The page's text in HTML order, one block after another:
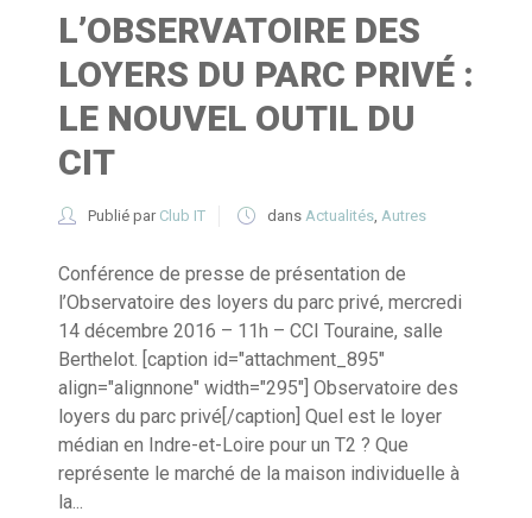
L’OBSERVATOIRE DES
LOYERS DU PARC PRIVÉ :
LE NOUVEL OUTIL DU
CIT
Publié par Club IT dans Actualités, Autres
Conférence de presse de présentation de
l’Observatoire des loyers du parc privé, mercredi
14 décembre 2016 – 11h – CCI Touraine, salle
Berthelot. [caption id="attachment_895"
align="alignnone" width="295"] Observatoire des
loyers du parc privé[/caption] Quel est le loyer
médian en Indre-et-Loire pour un T2 ? Que
représente le marché de la maison individuelle à
la...